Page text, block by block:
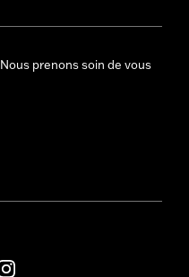
Nous prenons soin de vous